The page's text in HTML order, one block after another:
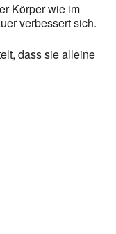
Körper wie im
verbessert sich.
dass sie alleine